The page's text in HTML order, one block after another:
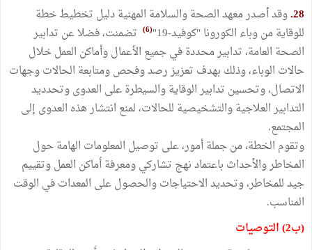
28. وقد أصدر معهد الصحة والسلامة المهنية دليل تخطيط خطة
للوقاية من وباء الكورونا "كوفيد-19"
(6)
تضمنت، فضلا عن تدابير
الصحة العامة، تدابير محددة في جميع الأعمال وأماكن العمل خلال
حالات الوباء، وذلك بهدف تعزيز رصد وفحص ومتابعة الحالات وجهات
الاتصال، وتحسين تدابير الوقاية والسيطرة على العدوى وتحدديد
التدابير العلاجية والتشخيصية للحالات، لمنع انتشار هذه العدوى إلى
المجتمع.
وتقوم الخطة، من جملة أمور، على توصيل المعلومات الهامة حول
المخاطر والأحداث باعتماد نهج تشاركي ومعرفة أماكن العمل وتقييم
جيد للمخاطر، وتحديد الاحتياجات والحصول على المعدات في الوقت
المناسب.
(ب2) التوصيات